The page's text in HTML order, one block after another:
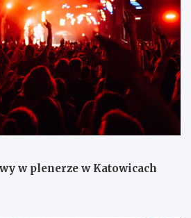
w plenerze w Katowicach